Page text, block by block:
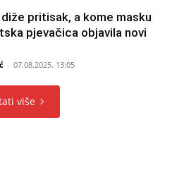
pritisak, a kome masku
pjevačica objavila novi
- 07.08.2025. 13:05
više